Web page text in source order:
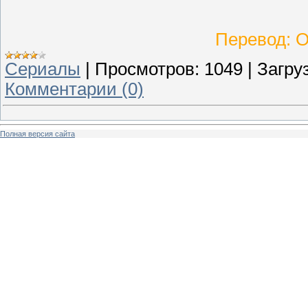
Перевод:
Сериалы | Просмотров: 1049 |
Комментарии (0)
Полная версия сайта